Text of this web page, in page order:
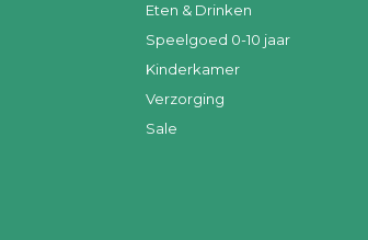
Eten & Drinken
Speelgoed 0-10 jaar
Kinderkamer
Verzorging
Sale